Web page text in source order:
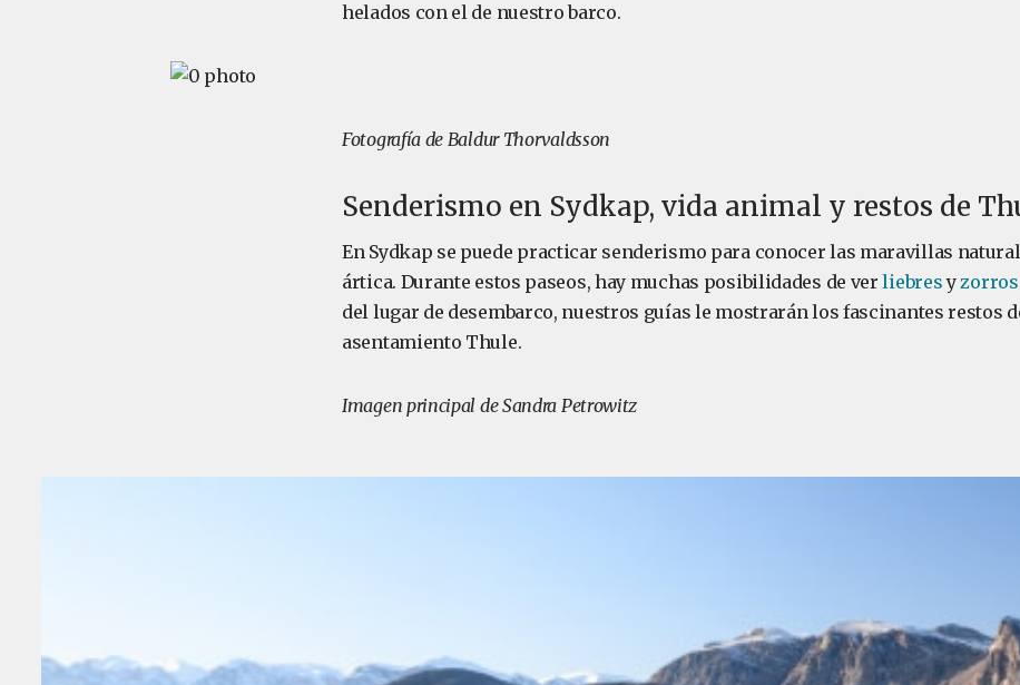
helados con el de nuestro barco.
Fotografía de Baldur Thorvaldsson
Senderismo en Sydkap, vida animal y restos de
En Sydkap se puede practicar senderismo para conocer las maravillas
ártica. Durante estos paseos, hay muchas posibilidades de verliebresy
del lugar de desembarco, nuestros guías le mostrarán los fascinantes restos
asentamiento Thule.
Imagen principal de Sandra Petrowitz